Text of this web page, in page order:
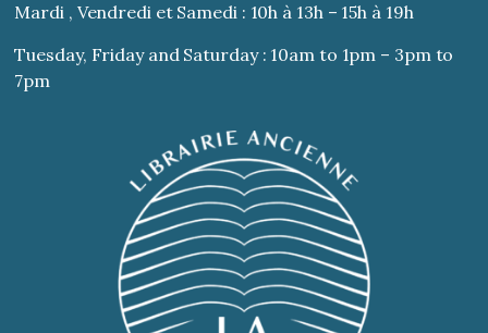
Mardi , Vendredi et Samedi : 10h à 13h – 15h à 19h
Tuesday, Friday and Saturday : 10am to 1pm – 3pm to
7pm